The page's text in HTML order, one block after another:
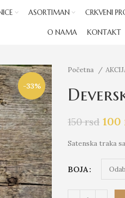
ASORTIMAN CRKVENI
O NAMA KONTAKT
-33%
Početna
150rsd 100
Satenska traka
BOJA